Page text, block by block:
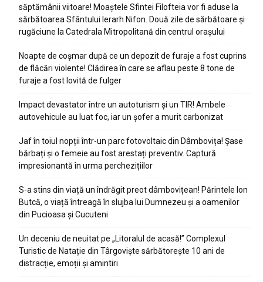
săptămânii viitoare! Moaștele Sfintei Filofteia vor fi aduse la
sărbătoarea Sfântului Ierarh Nifon. Două zile de sărbătoare și
rugăciune la Catedrala Mitropolitană din centrul orașului
Noapte de coșmar după ce un depozit de furaje a fost cuprins
de flăcări violente! Clădirea în care se aflau peste 8 tone de
furaje a fost lovită de fulger
Impact devastator între un autoturism și un TIR! Ambele
autovehicule au luat foc, iar un șofer a murit carbonizat
Jaf în toiul nopții într-un parc fotovoltaic din Dâmbovița! Șase
bărbați și o femeie au fost arestați preventiv. Captură
impresionantă în urma perchezițiilor
S-a stins din viață un îndrăgit preot dâmbovițean! Părintele Ion
Butcă, o viață întreagă în slujba lui Dumnezeu și a oamenilor
din Pucioasa și Cucuteni
Un deceniu de neuitat pe „Litoralul de acasă!” Complexul
Turistic de Natație din Târgoviște sărbătorește 10 ani de
distracție, emoții și amintiri